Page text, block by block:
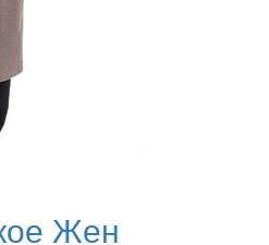
Жен